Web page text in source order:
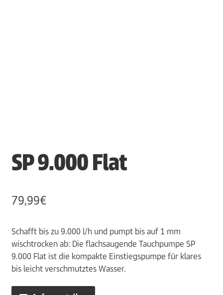
SP 9.000 Flat
79,99€
Schafft bis zu 9.000 l/h und pumpt bis auf 1 mm
wischtrocken ab: Die flachsaugende Tauchpumpe SP
9.000 Flat ist die kompakte Einstiegspumpe für klares
bis leicht verschmutztes Wasser.